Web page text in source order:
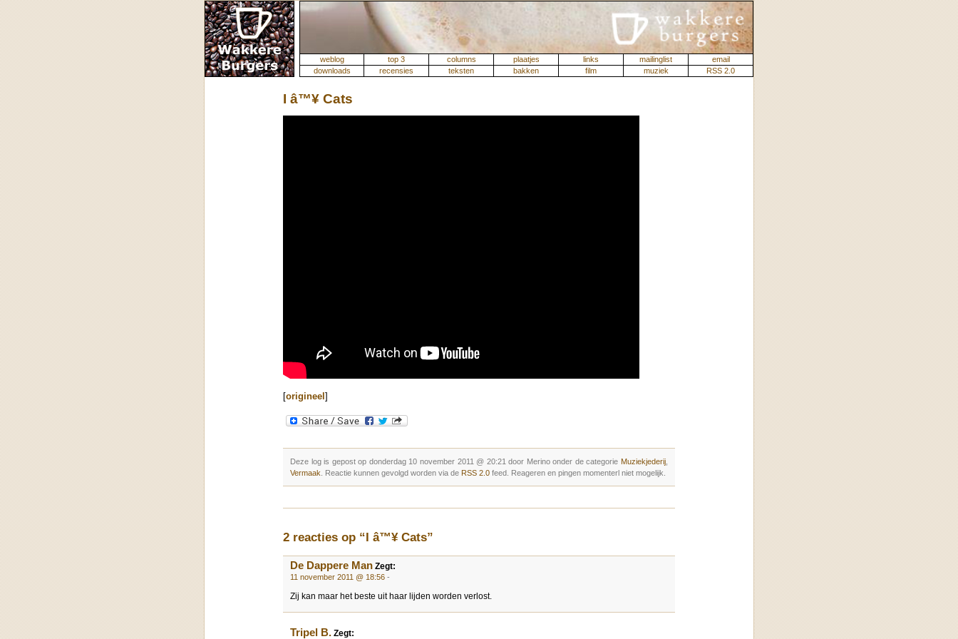
weblog top 3 columns plaatjes links mailinglist
email
downloads
recensies teksten bakken film muziek RSS 2.0
I â™¥ Cats
[origineel]
Deze log is gepost op donderdag 10 november 2011 @ 20:21 door Merino onder de categorie Muziekjederij
Vermaak . Reactie kunnen gevolgd worden via de RSS 2.0 feed. Reageren en pingen momenterl niet mogelijk.
2 reacties op “I â™¥ Cats”
De Dappere Man Zegt:
11 november 2011 @ 18:56 -
Zij kan maar het beste uit haar lijden worden verlost.
Tripel B. Zegt: